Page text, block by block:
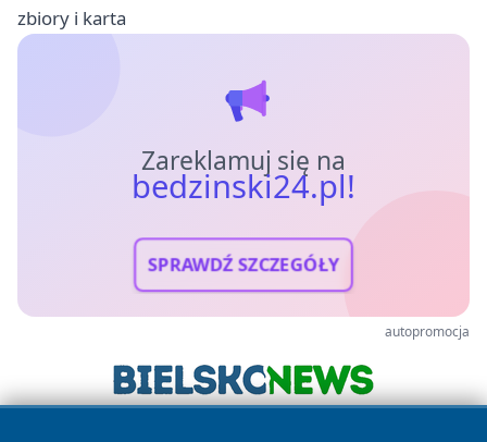
zbiory i karta
Zareklamuj się na
bedzinski24.pl!
SPRAWDŹ SZCZEGÓŁY
autopromocja